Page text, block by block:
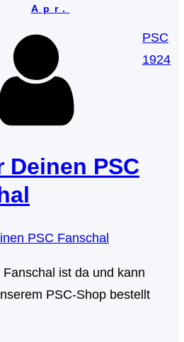
Apr.
PSC
1924
Deinen PSC
ist da und kann
PSC-Shop bestellt